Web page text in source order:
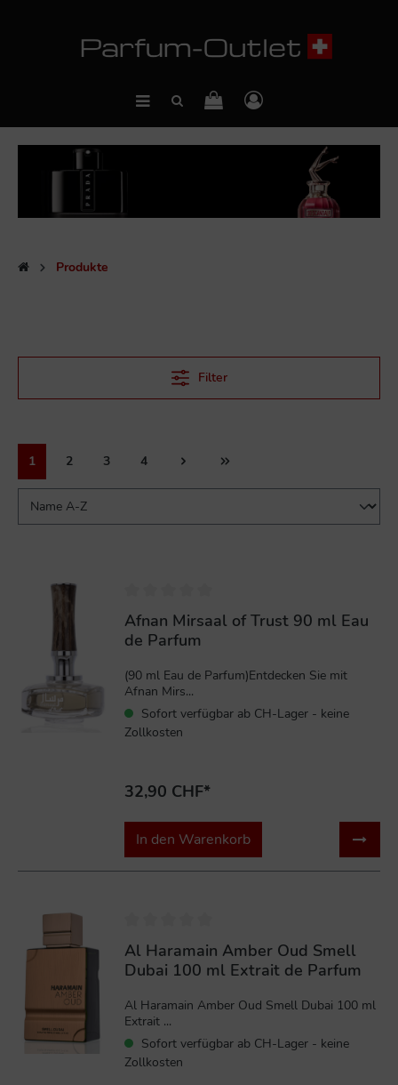
Produkte
Filter
1 2 3 4
Afnan Mirsaal of Trust 90 ml Eau
de Parfum
(90 ml Eau de Parfum)Entdecken Sie mit
Afnan Mirs...
Sofort verfügbar ab CH-Lager - keine
Zollkosten
32,90 CHF*
In den Warenkorb
Al Haramain Amber Oud Smell
Dubai 100 ml Extrait de Parfum
Al Haramain Amber Oud Smell Dubai 100 ml
Extrait ...
Sofort verfügbar ab CH-Lager - keine
Zollkosten